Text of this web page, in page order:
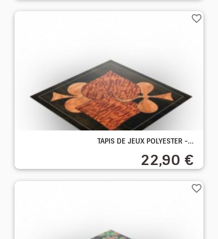
TAPIS DE JEUX POLYESTER -...
22,90 €
favorite_border
favorite_border